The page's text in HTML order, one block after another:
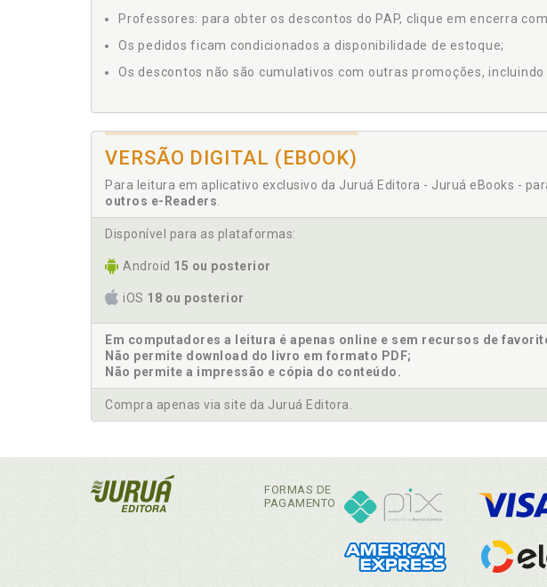
Professores: para obter os descontos do PAP, clique em encerra
Os pedidos ficam condicionados a disponibilidade de estoque;
Os descontos não são cumulativos com outras promoções, incluindo
VERSÃO DIGITAL (EBOOK)
Para leitura em aplicativo exclusivo da Juruá Editora - Juruá eBooks -
outros e-Readers
Disponível para as plataformas:
Android 15 ou posterior
iOS 18 ou posterior
Em computadores a leitura é apenas online e sem recursos de
Não permite download do livro em formato PDF;
Não permite a impressão e cópia do conteúdo.
Compra apenas via site da Juruá Editora.
FORMAS DE
PAGAMENTO